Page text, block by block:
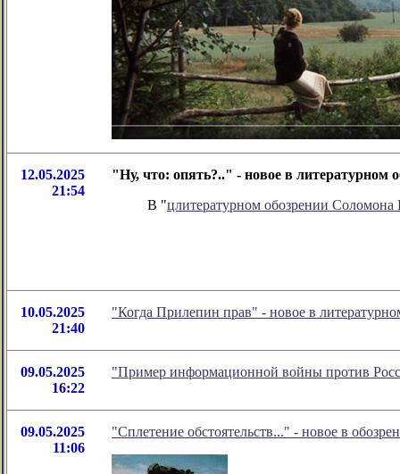
12.05.2025
21:54
"Ну, что: опять?.." - новое в литературном
В "цлитературном обозрении
10.05.2025
21:40
"Когда Прилепин прав" - новое в
09.05.2025
16:22
"Пример информационной войны против
09.05.2025
11:06
"Сплетение обстоятельств..." - новое в